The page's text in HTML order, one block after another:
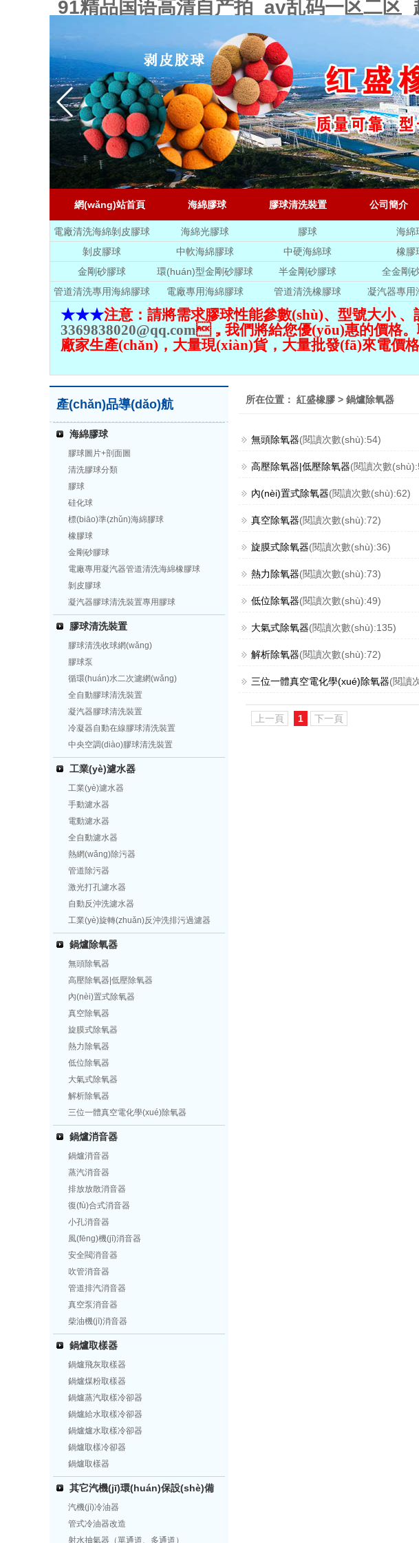
91精品国语高清自产拍_av乱码一区二区
網(wǎng)站首頁 海綿膠球 膠球清洗裝置 公司簡介
電廠清洗海綿剝皮膠球 海綿光膠球 膠球 海綿
剝皮膠球
中軟海綿膠球 中硬海綿球 橡膠
金剛砂膠球
環(huán)型金剛砂膠球 半金剛砂膠球 全金剛
管道清洗專用海綿膠球 電廠專用海綿膠球 管道清洗橡膠球 凝汽器專用
★★★注意：請將需求膠球性能參數(shù)、型號大小 
3369838020@qq.com，我們將給您優(yōu)惠的價格。
廠家生產(chǎn)，大量現(xiàn)貨，大量批發(fā)來電價
產(chǎn)品導(dǎo)航
海綿膠球
膠球圖片+剖面圖
清洗膠球分類
膠球
硅化球
標(biāo)準(zhǔn)海綿膠球
橡膠球
金剛砂膠球
電廠專用凝汽器管道清洗海綿橡膠球
剝皮膠球
凝汽器膠球清洗裝置專用膠球
膠球清洗裝置
膠球清洗收球網(wǎng)
膠球泵
循環(huán)水二次濾網(wǎng)
全自動膠球清洗裝置
凝汽器膠球清洗裝置
冷凝器自動在線膠球清洗裝置
中央空調(diào)膠球清洗裝置
工業(yè)濾水器
工業(yè)濾水器
手動濾水器
電動濾水器
全自動濾水器
熱網(wǎng)除污器
管道除污器
激光打孔濾水器
自動反沖洗濾水器
工業(yè)旋轉(zhuǎn)反沖洗排污過濾器
鍋爐除氧器
無頭除氧器
高壓除氧器|低壓除氧器
內(nèi)置式除氧器
真空除氧器
旋膜式除氧器
熱力除氧器
低位除氧器
大氣式除氧器
解析除氧器
三位一體真空電化學(xué)除氧器
鍋爐消音器
鍋爐消音器
蒸汽消音器
排放放散消音器
復(fù)合式消音器
小孔消音器
風(fēng)機(jī)消音器
安全閥消音器
吹管消音器
管道排汽消音器
真空泵消音器
柴油機(jī)消音器
鍋爐取樣器
鍋爐飛灰取樣器
鍋爐煤粉取樣器
鍋爐蒸汽取樣冷卻器
鍋爐給水取樣冷卻器
鍋爐爐水取樣冷卻器
鍋爐取樣冷卻器
鍋爐取樣器
其它汽機(jī)環(huán)保設(shè)備
汽機(jī)冷油器
管式冷油器改造
射水抽氣器（單通道、多通道）
所在位置： 紅盛橡膠 > 鍋爐除氧器
無頭除氧器(閱讀次數(shù):54)
高壓除氧器|低壓除氧器(閱讀次數
內(nèi)置式除氧器(閱讀次數(shù):62)
真空除氧器(閱讀次數(shù):72)
旋膜式除氧器(閱讀次數(shù):36)
熱力除氧器(閱讀次數(shù):73)
低位除氧器(閱讀次數(shù):49)
大氣式除氧器(閱讀次數(shù):135)
解析除氧器(閱讀次數(shù):72)
三位一體真空電化學(xué)除氧器(閱讀
上一頁 1 下一頁